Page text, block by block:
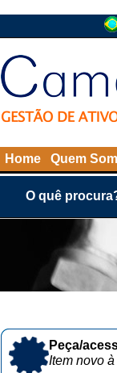
Home Quem
O quê
Peça/
Item novo